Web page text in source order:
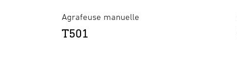
Agrafeuse manuelle
T501